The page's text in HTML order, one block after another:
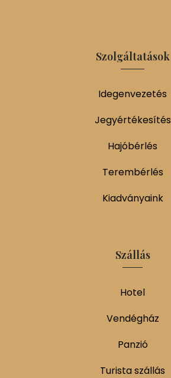
Szolgáltatások
Idegenvezetés
Jegyértékesítés
Hajóbérlés
Terembérlés
Kiadványaink
Szállás
Hotel
Vendégház
Panzió
Turista szállás